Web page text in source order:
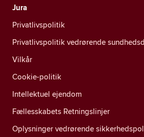
Jura
Privatlivspolitik
Privatlivspolitik vedrørende
Vilkår
Cookie-politik
Intellektuel ejendom
Fællesskabets Retningslinjer
Oplysninger vedrørende